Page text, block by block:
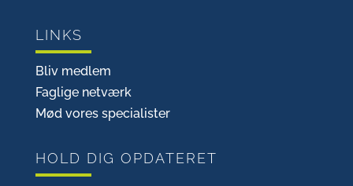
LINKS
Bliv medlem
Faglige netværk
Mød vores specialister
HOLD DIG OPDATERET